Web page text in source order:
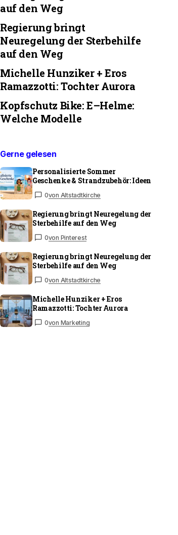
auf den Weg
Regierung bringt
Neuregelung der Sterbehilfe
auf den Weg
Michelle Hunziker + Eros
Ramazzotti: Tochter Aurora
Kopfschutz Bike: E–Helme:
Welche Modelle
Gerne gelesen
Personalisierte Sommer
Geschenke & Strandzubehör: Ideen
0von Altstadtkirche
Regierung bringt Neuregelung der
Sterbehilfe auf den Weg
0von Pinterest
Regierung bringt Neuregelung der
Sterbehilfe auf den Weg
0von Altstadtkirche
Michelle Hunziker + Eros
Ramazzotti: Tochter Aurora
0von Marketing